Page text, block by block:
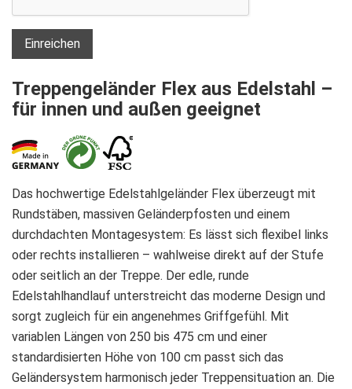
Einreichen
Treppengeländer Flex aus Edelstahl –
für innen und außen geeignet
Das hochwertige Edelstahlgeländer Flex überzeugt mit
Rundstäben, massiven Geländerpfosten und einem
durchdachten Montagesystem: Es lässt sich flexibel links
oder rechts installieren – wahlweise direkt auf der Stufe
oder seitlich an der Treppe. Der edle, runde
Edelstahlhandlauf unterstreicht das moderne Design und
sorgt zugleich für ein angenehmes Griffgefühl. Mit
variablen Längen von 250 bis 475 cm und einer
standardisierten Höhe von 100 cm passt sich das
Geländersystem harmonisch jeder Treppensituation an. Die